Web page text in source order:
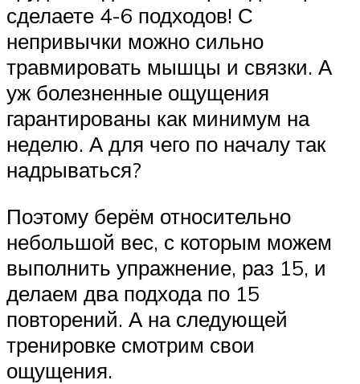
сделаете 4-6 подходов! С
непривычки можно сильно
травмировать мышцы и связки. А
уж болезненные ощущения
гарантированы как минимум на
неделю. А для чего по началу так
надрываться?
Поэтому берём относительно
небольшой вес, с которым можем
выполнить упражнение, раз 15, и
делаем два подхода по 15
повторений. А на следующей
тренировке смотрим свои
ощущения.